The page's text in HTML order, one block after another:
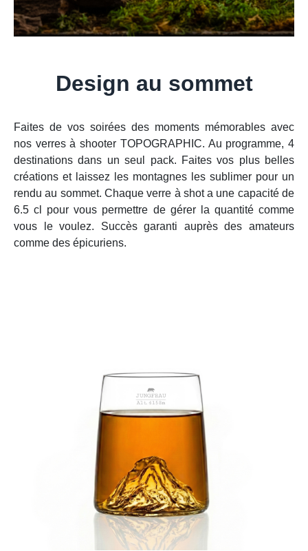
Design au sommet
Faites de vos soirées des moments mémorables avec
nos verres à shooter TOPOGRAPHIC. Au programme, 4
destinations dans un seul pack. Faites vos plus belles
créations et laissez les montagnes les sublimer pour un
rendu au sommet. Chaque verre à shot a une capacité de
6.5 cl pour vous permettre de gérer la quantité comme
vous le voulez. Succès garanti auprès des amateurs
comme des épicuriens.